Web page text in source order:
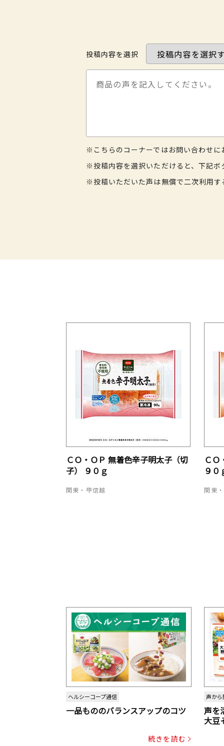
投稿内容を選択
※こちらのコーナーではお問い合わせに
※投稿内容を選択いただけると、下記ボ
※投稿いただいた声は無償で二次利用す
ＣＯ・ＯＰ 無着色辛子明太子（切
子） ９０ｇ
関東・甲信越
ＣＯ
９０
関東
ヘルシーコープ通信
一品もののバランスアップのコツ
続きを読む
声か
声を
大豆